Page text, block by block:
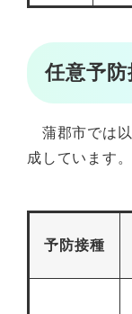
任意予
蒲郡市では以
成しています。
予防接種